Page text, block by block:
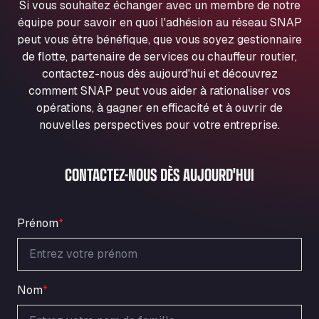
Ul. Torunska 147, 85884
Aqua Ariva GmbH
Marie-Curie-Straße 24, 68219
Aral Autohof Bockel
An der Autobahn 1, 27404
ARAL Autohof Bockenem
Oppelner Str. 1, 31167
ARAL Autohof Preis
ARAL Tankstelle - XXL Truckwash.de
GmbH
Obernburger Str. 127, 63811
Ardleigh South Services
a120 westbound, CO77SL
Area 47 Hermanos Rico
Si vous souhaitez échanger avec un membre de notre
équipe pour savoir en quoi l'adhésion au réseau SNAP
peut vous être bénéfique, que vous soyez gestionnaire
de flotte, partenaire de services ou chauffeur routier,
contactez-nous dès aujourd'hui et découvrez
comment SNAP peut vous aider à rationaliser vos
opérations, à gagner en efficacité et à ouvrir de
nouvelles perspectives pour votre entreprise.
CONTACTEZ-NOUS DÈS AUJOURD'HUI
Prénom*
Nom*